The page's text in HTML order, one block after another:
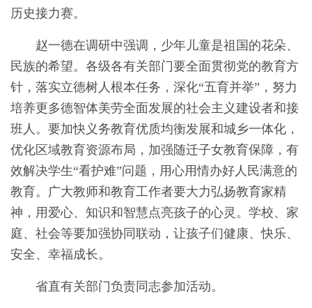
历史接力赛。
赵一德在调研中强调，少年儿童是祖国的花朵、
民族的希望。各级各有关部门要全面贯彻党的教育方
针，落实立德树人根本任务，深化“五育并举”，努力
培养更多德智体美劳全面发展的社会主义建设者和接
班人。要加快义务教育优质均衡发展和城乡一体化，
优化区域教育资源布局，加强随迁子女教育保障，有
效解决学生“看护难”问题，用心用情办好人民满意的
教育。广大教师和教育工作者要大力弘扬教育家精
神，用爱心、知识和智慧点亮孩子的心灵。学校、家
庭、社会等要加强协同联动，让孩子们健康、快乐、
安全、幸福成长。
省直有关部门负责同志参加活动。